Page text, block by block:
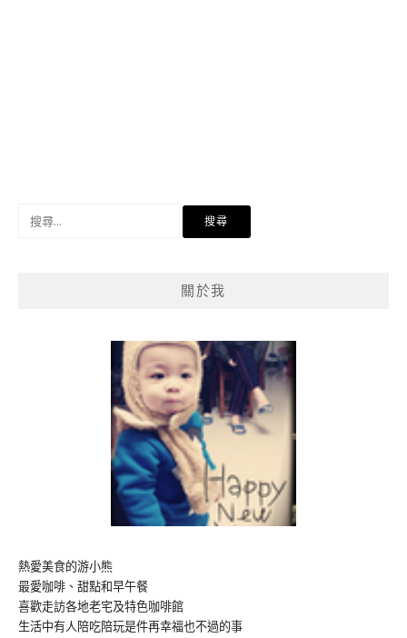
關於我
熱愛美食的游小熊
最愛咖啡、甜點和早午餐
喜歡走訪各地老宅及特色咖啡館
生活中有人陪吃陪玩是件再幸福也不過的事